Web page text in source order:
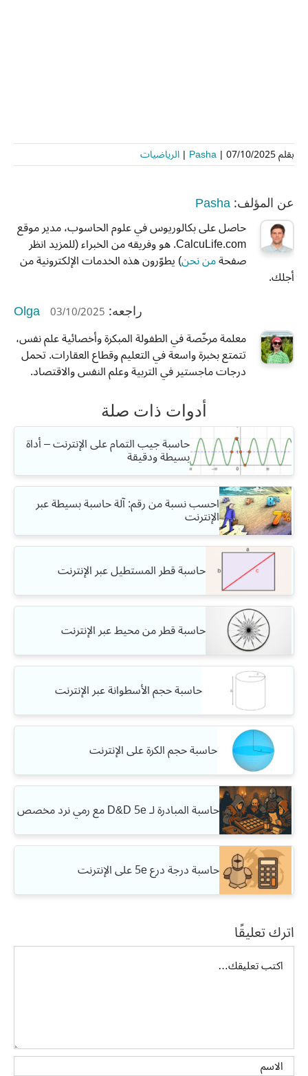
بقلم Pasha | 07/10/2025
| الرياضيات
عن المؤلف: Pasha
حاصل على بكالوريوس في علوم الحاسوب، مدير موقع
CalcuLife.com. هو وفريقه من الخبراء (للمزيد انظر
صفحةمن نحن) يطوّرون هذه الخدمات الإلكترونية من
أجلك.
راجعه: Olga 03/10/2025
معلمة مرخّصة في الطفولة المبكرة وأخصائية علم نفس،
تتمتع بخبرة واسعة في التعليم وقطاع العقارات. تحمل
درجات ماجستير في التربية وعلم النفس والاقتصاد.
أدوات ذات صلة
حاسبة جيب التمام على الإنترنت – أداة
بسيطة ودقيقة
احسب نسبة من رقم: آلة حاسبة بسيطة عبر
الإنترنت
حاسبة قطر المستطيل عبر الإنترنت
حاسبة قطر من محيط عبر الإنترنت
حاسبة حجم الأسطوانة عبر الإنترنت
حاسبة حجم الكرة على الإنترنت
حاسبة المبادرة لـ D&D 5e مع رمي نرد مخصص
حاسبة درجة درع 5e على الإنترنت
اترك تعليقًا
تعليق